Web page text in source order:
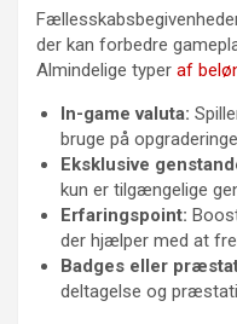
der kan forbedre
Almindelige typer af
In-game valuta:
bruge på
Eksklusive
kun er tilgængelige
Erfaringspoint:
der hjælper med at
Badges eller
deltagelse og